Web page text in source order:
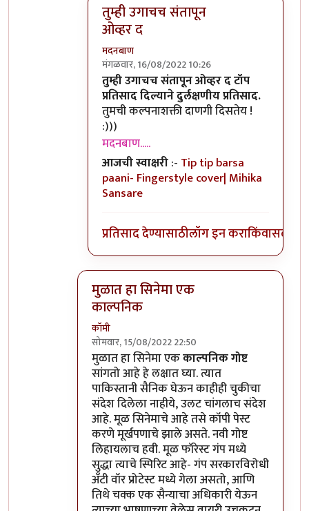
तुम्ही उगाचच संतापून
ओव्हर द
मदनबाण
मंगळवार, 16/08/2022 10:26
In reply toतुम्ही उगाचच संतापून ओव्हर द
तुम्ही उगाचच संतापून ओव्हर द टॉप
प्रतिसाद दिल्याने दुर्लक्षणीय प्रतिसाद.
तुमची कल्पनाशक्ती दाणगी दिसतेय !
:)))
मदनबाण.....
आजची स्वाक्षरी:- Tip tip barsa
paani- Fingerstyle cover| Mihika
Sansare
प्रतिसाद देण्यासाठीलॉग इन कराकिंवासदस्य
मुळात हा सिनेमा एक
काल्पनिक
कॉमी
सोमवार, 15/08/2022 22:50
In reply toतो पाकिस्तान कसा हलकट आहे हे
मुळात हा सिनेमा एककाल्पनिक गोष्ट
सांगतो आहे हे लक्षात घ्या. त्यात
पाकिस्तानी सैनिक घेऊन काहीही चुकीचा
संदेश दिलेला नाहीये, उलट चांगलाच संदेश
आहे. मूळ सिनेमाचे आहे तसे कॉपी पेस्ट
करणे मूर्खपणाचे झाले असते. नवी गोष्ट
लिहायलाच हवी. मूळ फॉरेस्ट गंप मध्ये
सुद्धा त्याचे स्पिरिट आहे- गंप सरकारविरोधी
अँटी वॉर प्रोटेस्ट मध्ये गेला असतो, आणि
तिथे चक्क एक सैन्याचा अधिकारी येऊन